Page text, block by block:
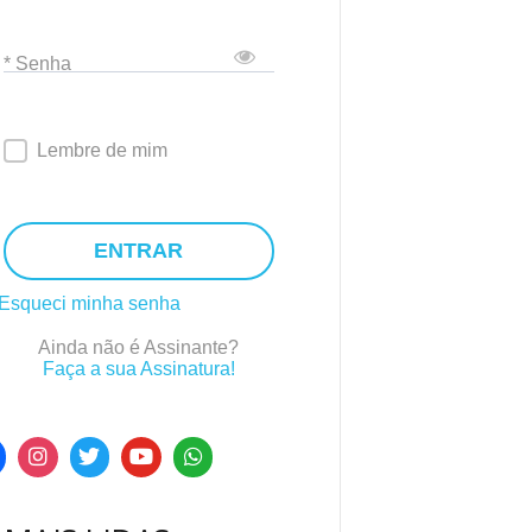
* Senha
Lembre de mim
ENTRAR
Esqueci minha senha
Ainda não é Assinante?
Faça a sua Assinatura!